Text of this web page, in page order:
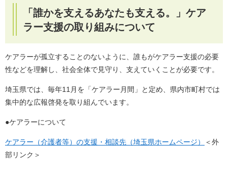
「誰かを支えるあなたも支える。」ケア
ラー支援の取り組みについて
ケアラーが孤立することのないように、誰もがケアラー支援の必要
性などを理解し、社会全体で見守り、支えていくことが必要です。
埼玉県では、毎年11月を「ケアラー月間」と定め、県内市町村では
集中的な広報啓発を取り組んでいます。
●ケアラーについて
ケアラー（介護者等）の支援・相談先（埼玉県ホームページ）
＜外
部リンク＞